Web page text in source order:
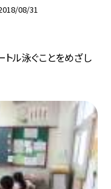
08/31
ル泳ぐことをめざし